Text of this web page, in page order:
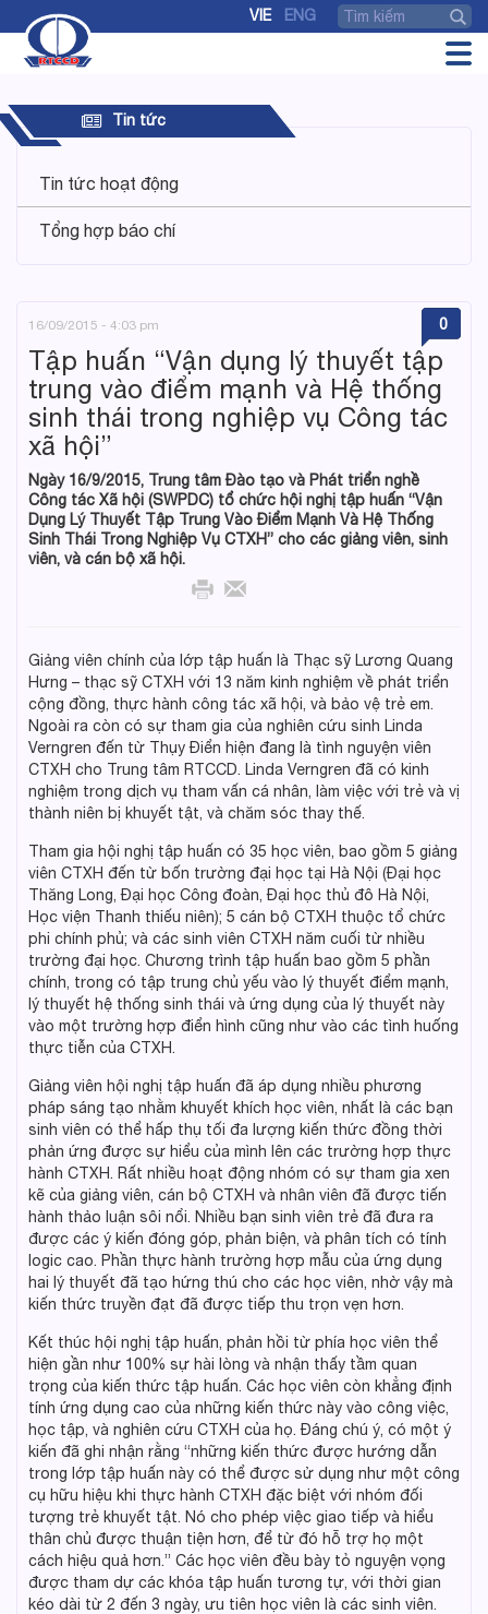
VIE ENG
Tin tức
Tin tức hoạt động
Tổng hợp báo chí
16/09/2015 - 4:03 pm 0
Tập huấn “Vận dụng lý thuyết tập
trung vào điểm mạnh và Hệ thống
sinh thái trong nghiệp vụ Công tác
xã hội”
Ngày 16/9/2015, Trung tâm Đào tạo và Phát triển nghề
Công tác Xã hội (SWPDC) tổ chức hội nghị tập huấn “Vận
Dụng Lý Thuyết Tập Trung Vào Điểm Mạnh Và Hệ Thống
Sinh Thái Trong Nghiệp Vụ CTXH” cho các giảng viên, sinh
viên, và cán bộ xã hội.
Giảng viên chính của lớp tập huấn là Thạc sỹ Lương Quang
Hưng – thạc sỹ CTXH với 13 năm kinh nghiệm về phát triển
cộng đồng, thực hành công tác xã hội, và bảo vệ trẻ em.
Ngoài ra còn có sự tham gia của nghiên cứu sinh Linda
Verngren đến từ Thụy Điển hiện đang là tình nguyện viên
CTXH cho Trung tâm RTCCD. Linda Verngren đã có kinh
nghiệm trong dịch vụ tham vấn cá nhân, làm việc với trẻ và vị
thành niên bị khuyết tật, và chăm sóc thay thế.
Tham gia hội nghị tập huấn có 35 học viên, bao gồm 5 giảng
viên CTXH đến từ bốn trường đại học tại Hà Nội (Đại học
Thăng Long, Đại học Công đoàn, Đại học thủ đô Hà Nội,
Học viện Thanh thiếu niên); 5 cán bộ CTXH thuộc tổ chức
phi chính phủ; và các sinh viên CTXH năm cuối từ nhiều
trường đại học. Chương trình tập huấn bao gồm 5 phần
chính, trong có tập trung chủ yếu vào lý thuyết điểm mạnh,
lý thuyết hệ thống sinh thái và ứng dụng của lý thuyết này
vào một trường hợp điển hình cũng như vào các tình huống
thực tiễn của CTXH.
Giảng viên hội nghị tập huấn đã áp dụng nhiều phương
pháp sáng tạo nhằm khuyết khích học viên, nhất là các bạn
sinh viên có thể hấp thụ tối đa lượng kiến thức đồng thời
phản ứng được sự hiểu của mình lên các trường hợp thực
hành CTXH. Rất nhiều hoạt động nhóm có sự tham gia xen
kẽ của giảng viên, cán bộ CTXH và nhân viên đã được tiến
hành thảo luận sôi nổi. Nhiều bạn sinh viên trẻ đã đưa ra
được các ý kiến đóng góp, phản biện, và phân tích có tính
logic cao. Phần thực hành trường hợp mẫu của ứng dụng
hai lý thuyết đã tạo hứng thú cho các học viên, nhờ vậy mà
kiến thức truyền đạt đã được tiếp thu trọn vẹn hơn.
Kết thúc hội nghị tập huấn, phản hồi từ phía học viên thể
hiện gần như 100% sự hài lòng và nhận thấy tầm quan
trọng của kiến thức tập huấn. Các học viên còn khẳng định
tính ứng dụng cao của những kiến thức này vào công việc,
học tập, và nghiên cứu CTXH của họ. Đáng chú ý, có một ý
kiến đã ghi nhận rằng “những kiến thức được hướng dẫn
trong lớp tập huấn này có thể được sử dụng như một công
cụ hữu hiệu khi thực hành CTXH đặc biệt với nhóm đối
tượng trẻ khuyết tật. Nó cho phép việc giao tiếp và hiểu
thân chủ được thuận tiện hơn, để từ đó hỗ trợ họ một
cách hiệu quả hơn.” Các học viên đều bày tỏ nguyện vọng
được tham dự các khóa tập huấn tương tự, với thời gian
kéo dài từ 2 đến 3 ngày, ưu tiên học viên là các sinh viên.